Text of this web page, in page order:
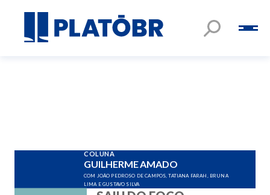
COLUNA
GUILHERME AMADO
COM JOÃO PEDROSO DE CAMPOS, TATIANA FARAH, BRUNA
LIMA E GUSTAVO SILVA